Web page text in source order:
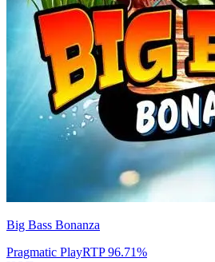
Big Bass Bonanza
Pragmatic PlayRTP96.71%